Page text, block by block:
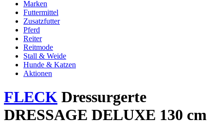
Marken
Futtermittel
Zusatzfutter
Pferd
Reiter
Reitmode
Stall & Weide
Hunde & Katzen
Aktionen
FLECK Dressurgerte
DRESSAGE DELUXE 130 cm